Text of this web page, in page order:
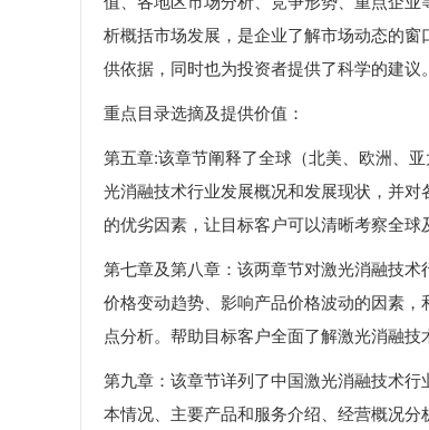
析概括市场发展，是企业了解市场动态的
供依据，同时也为投资者提供了科学的建议。
重点目录选摘及提供价值：
第五章:该章节阐释了全球（北美、欧洲、
光消融技术行业发展概况和发展现状，并
的优劣因素，让目标客户可以清晰考察全球
第七章及第八章：该两章节对激光消融技术
价格变动趋势、影响产品价格波动的因素
点分析。帮助目标客户全面了解激光消融
第九章：该章节详列了中国激光消融技术
本情况、主要产品和服务介绍、经营概况